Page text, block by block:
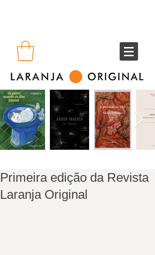
Primeira edição da Revista
Laranja Original